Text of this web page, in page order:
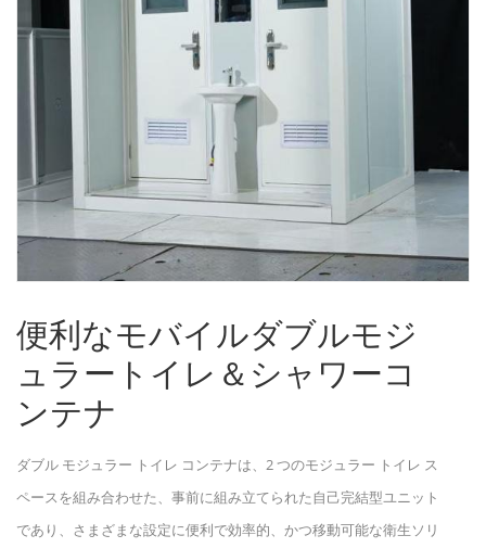
便利なモバイルダブルモジ
ュラートイレ＆シャワーコ
ンテナ
ダブル モジュラー トイレ コンテナは、2 つのモジュラー トイレ ス
ペースを組み合わせた、事前に組み立てられた自己完結型ユニット
であり、さまざまな設定に便利で効率的、かつ移動可能な衛生ソリ